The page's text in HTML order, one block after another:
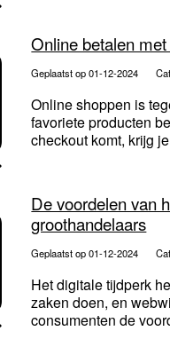
Online betalen
Geplaatst op 01-12-2024
Online shoppen is
favoriete producten
checkout komt, krijg
De voordelen van
groothandelaars
Geplaatst op 01-12-2024
Het digitale tijdperk
zaken doen, en
consumenten de